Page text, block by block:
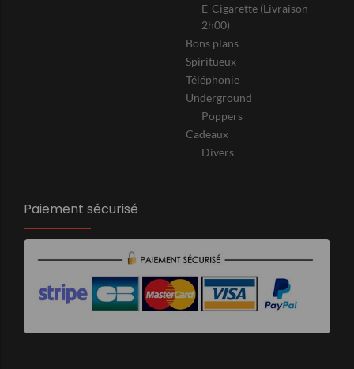
E-Cigarette (Livraison
2h00)
Bons plans
Spiritueux
Téléphonie
Underground
Poppers
Cadeaux
Divers
Paiement sécurisé